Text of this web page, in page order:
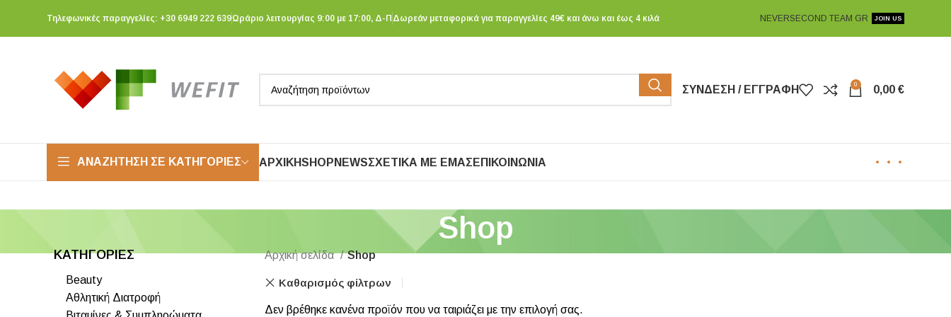
Τηλεφωνικές παραγγελίες: +30 6949 222 639Ωράριο λειτουργίας 9:00 με 17:00, Δ-Π Δωρεάν μεταφορικά για παραγγελίες 49€ και άνω και έως 4 κιλά NEVERSECOND TEAM GR JOIN US
ΣΎΝΔΕΣΗ / ΕΓΓΡΑΦΉ 0 0,00 €
ΑΝΑΖΉΤΗΣΗ ΣΕ ΚΑΤΗΓΟΡΊΕΣ ΑΡΧΙΚΉSHOP NEWSΣΧΕΤΙΚΆ ΜΕ ΕΜΆΣ ΕΠΙΚΟΙΝΩΝΊΑ
Shop
ΚΑΤΗΓΟΡΙΕΣ
Beauty
Αθλητική Διατροφή
Αρχική σελίδα Shop
Καθαρισμός φίλτρων
Δεν βρέθηκε κανένα προϊόν που να ταιριάζει με την επιλογή σας.